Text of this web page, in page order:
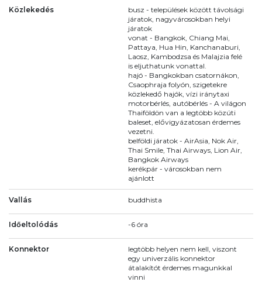
Közlekedés
busz - települések között távolsági
járatok, nagyvárosokban helyi
járatok
vonat - Bangkok, Chiang Mai,
Pattaya, Hua Hin, Kanchanaburi,
Laosz, Kambodzsa és Malajzia felé
is eljuthatunk vonattal.
hajó - Bangkokban csatornákon,
Csaophraja folyón, szigetekre
közlekedő hajók, vízi iránytaxi
motorbérlés, autóbérlés - A világon
Thaiföldön van a legtöbb közúti
baleset, elővigyázatosan érdemes
vezetni.
belföldi járatok - AirAsia, Nok Air,
Thai Smile, Thai Airways, Lion Air,
Bangkok Airways
kerékpár - városokban nem
ajánlott
Vallás buddhista
Időeltolódás -6 óra
Konnektor
legtöbb helyen nem kell, viszont
egy univerzális konnektor
átalakítót érdemes magunkkal
vinni